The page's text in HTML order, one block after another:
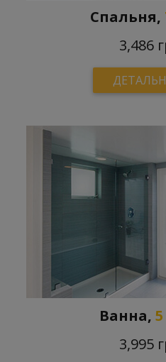
Спальня,
3,486
Ванна,
3,995